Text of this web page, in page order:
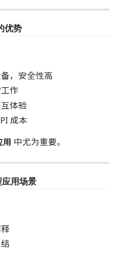
优势
，安全性高
作
体验
成本
用 中尤为重要。
用场景